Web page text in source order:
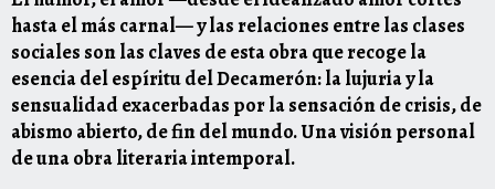
hasta el más carnal— y las relaciones entre las clases
sociales son las claves de esta obra que recoge la
esencia del espíritu del Decamerón: la lujuria y la
sensualidad exacerbadas por la sensación de crisis, de
abismo abierto, de fin del mundo. Una visión personal
de una obra literaria intemporal.